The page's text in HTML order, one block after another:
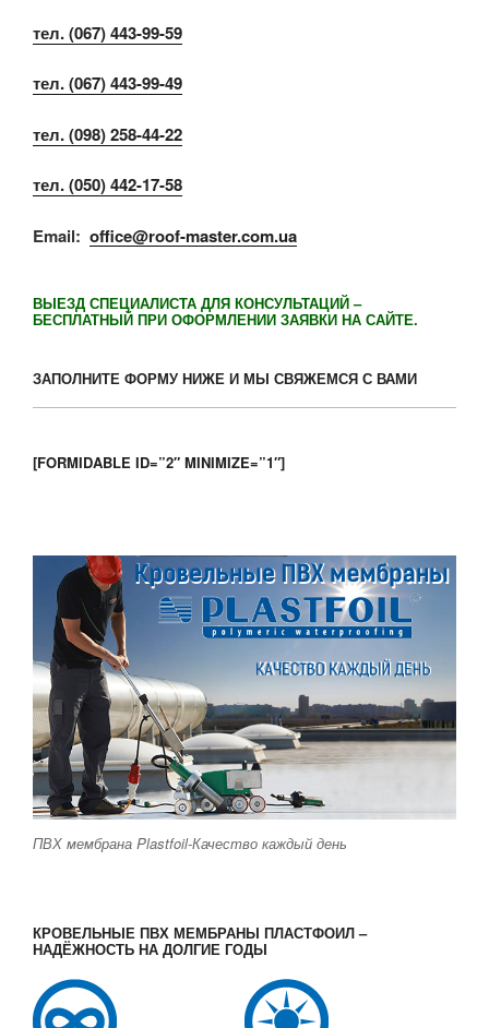
тел. (067) 443-99-59
тел. (067) 443-99-49
тел. (098) 258-44-22
тел. (050) 442-17-58
Email: office@roof-master.com.ua
ВЫЕЗД СПЕЦИАЛИСТА ДЛЯ КОНСУЛЬТАЦИЙ –
БЕСПЛАТНЫЙ ПРИ ОФОРМЛЕНИИ ЗАЯВКИ НА САЙТЕ.
ЗАПОЛНИТЕ ФОРМУ НИЖЕ И МЫ СВЯЖЕМСЯ С ВАМИ
[FORMIDABLE ID=”2″ MINIMIZE=”1″]
ПВХ мембрана Plastfoil-Качество каждый день
КРОВЕЛЬНЫЕ ПВХ МЕМБРАНЫ ПЛАСТФОИЛ –
НАДЁЖНОСТЬ НА ДОЛГИЕ ГОДЫ